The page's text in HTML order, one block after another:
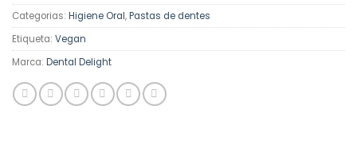
Categorias: Higiene Oral,Pastas de dentes
Etiqueta: Vegan
Marca: Dental Delight